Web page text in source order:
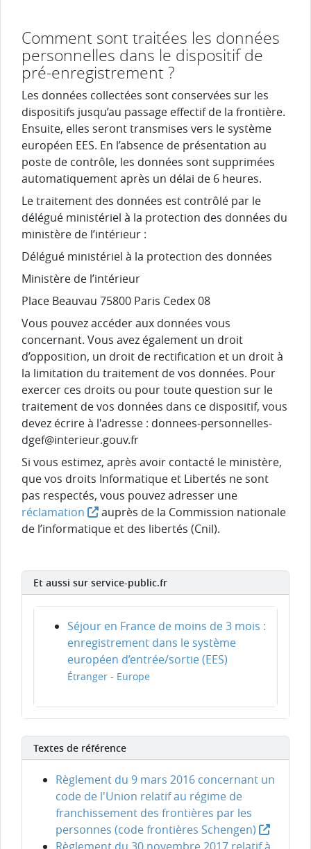
Comment sont traitées les données
personnelles dans le dispositif de
pré-enregistrement ?
Les données collectées sont conservées sur les
dispositifs jusqu’au passage effectif de la frontière.
Ensuite, elles seront transmises vers le système
européen EES. En l’absence de présentation au
poste de contrôle, les données sont supprimées
automatiquement après un délai de 6 heures.
Le traitement des données est contrôlé par le
délégué ministériel à la protection des données du
ministère de l’intérieur :
Délégué ministériel à la protection des données
Ministère de l’intérieur
Place Beauvau 75800 Paris Cedex 08
Vous pouvez accéder aux données vous
concernant. Vous avez également un droit
d’opposition, un droit de rectification et un droit à
la limitation du traitement de vos données. Pour
exercer ces droits ou pour toute question sur le
traitement de vos données dans ce dispositif, vous
devez écrire à l'adresse : donnees-personnelles-
dgef@interieur.gouv.fr
Si vous estimez, après avoir contacté le ministère,
que vos droits Informatique et Libertés ne sont
pas respectés, vous pouvez adresser une
réclamation
auprès de la Commission nationale
de l’informatique et des libertés (Cnil).
Et aussi sur service-public.fr
Séjour en France de moins de 3 mois :
enregistrement dans le système
européen d’entrée/sortie (EES)
Étranger - Europe
Textes de référence
Règlement du 9 mars 2016 concernant un
code de l'Union relatif au régime de
franchissement des frontières par les
personnes (code frontières Schengen)